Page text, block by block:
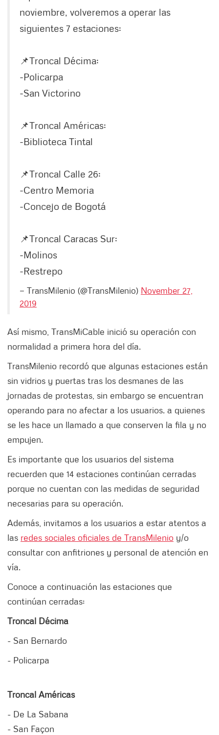
noviembre, volveremos a operar las
siguientes 7 estaciones:
📌Troncal Décima:
-Policarpa
-San Victorino
📌Troncal Américas:
-Biblioteca Tintal
📌Troncal Calle 26:
-Centro Memoria
-Concejo de Bogotá
📌Troncal Caracas Sur:
-Molinos
-Restrepo
— TransMilenio (@TransMilenio) November 27,
2019
Así mismo, TransMiCable inició su operación con
normalidad a primera hora del día.
TransMilenio recordó que algunas estaciones están
sin vidrios y puertas tras los desmanes de las
jornadas de protestas, sin embargo se encuentran
operando para no afectar a los usuarios. a quienes
se les hace un llamado a que conserven la fila y no
empujen.
Es importante que los usuarios del sistema
recuerden que 14 estaciones continúan cerradas
porque no cuentan con las medidas de seguridad
necesarias para su operación.
Además, invitamos a los usuarios a estar atentos a
las redes sociales oficiales de TransMilenio y/o
consultar con anfitriones y personal de atención en
vía.
Conoce a continuación las estaciones que
continúan cerradas:
Troncal Décima
- San Bernardo
- Policarpa
Troncal Américas
- De La Sabana
- San Façon